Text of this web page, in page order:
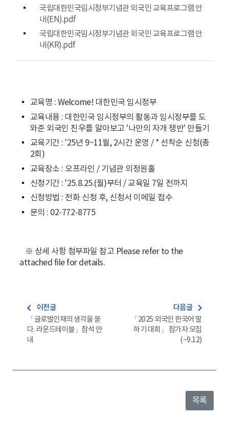
국립대한민국임시정부기념관 외국인 교육프로그램 안
내(EN).pdf
국립대한민국임시정부기념관 외국인 교육프로그램 안
내(KR).pdf
교육명 : Welcome! 대한민국 임시정부
교육내용 : 대한민국 임시정부의 활동과 임시정부를 도
와준 외국인 친우를 알아보고 '나만의 자개 쟁반' 만들기
교육기간 : '25년 9~11월, 2시간 운영 / * 선착순 신청(총
2회)
교육장소 : 오프라인 / 기념관 의정원홀
신청기간 : '25.8.25.(월)부터 / 교육일 7일 전까지
신청방법 : 전화 신청 후, 신청서 이메일 접수
문의 : 02-772-8775
※ 상세 사항 첨부파일 참고 Please refer to the
attached file for details.
navigate_before
이전글
「글로벌인재의 생각을 묻
다. 라운드테이블」참석 안
내
다음글 navigate_next
「2025 외국인 한국어 말
하기 대회」 참가자 모집
(~9.12)
목록